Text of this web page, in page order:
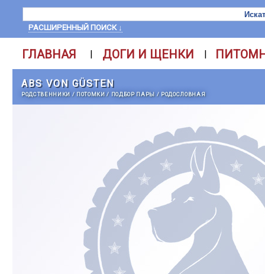
РАСШИРЕННЫЙ ПОИСК ↓
ГЛАВНАЯ | ДОГИ И ЩЕНКИ |
ABS VON GÜSTEN
РОДСТВЕННИКИ / ПОТОМКИ/ ПОДБОР ПАРЫ / РОДОСЛОВНАЯ